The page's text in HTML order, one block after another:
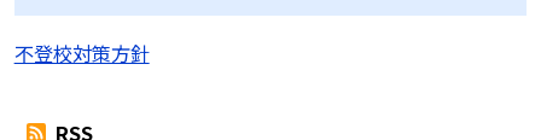
不登校対策方針
RSS